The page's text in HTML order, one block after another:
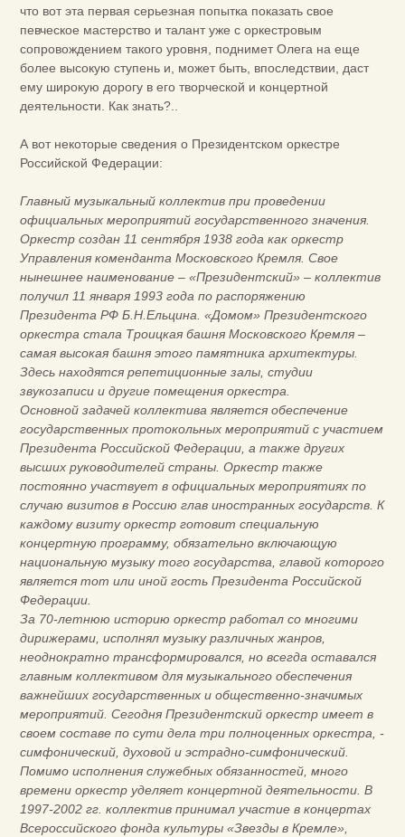
что вот эта первая серьезная попытка показать свое
певческое мастерство и талант уже с оркестровым
сопровождением такого уровня, поднимет Олега на еще
более высокую ступень и, может быть, впоследствии, даст
ему широкую дорогу в его творческой и концертной
деятельности. Как знать?..
А вот некоторые сведения о Президентском оркестре
Российской Федерации:
Главный музыкальный коллектив при проведении
официальных мероприятий государственного значения.
Оркестр создан 11 сентября 1938 года как оркестр
Управления коменданта Московского Кремля. Свое
нынешнее наименование – «Президентский» – коллектив
получил 11 января 1993 года по распоряжению
Президента РФ Б.Н.Ельцина. «Домом» Президентского
оркестра стала Троицкая башня Московского Кремля –
самая высокая башня этого памятника архитектуры.
Здесь находятся репетиционные залы, студии
звукозаписи и другие помещения оркестра.
Основной задачей коллектива является обеспечение
государственных протокольных мероприятий с участием
Президента Российской Федерации, а также других
высших руководителей страны. Оркестр также
постоянно участвует в официальных мероприятиях по
случаю визитов в Россию глав иностранных государств. К
каждому визиту оркестр готовит специальную
концертную программу, обязательно включающую
национальную музыку того государства, главой которого
является тот или иной гость Президента Российской
Федерации.
За 70-летнюю историю оркестр работал со многими
дирижерами, исполнял музыку различных жанров,
неоднократно трансформировался, но всегда оставался
главным коллективом для музыкального обеспечения
важнейших государственных и общественно-значимых
мероприятий. Сегодня Президентский оркестр имеет в
своем составе по сути дела три полноценных оркестра, -
симфонический, духовой и эстрадно-симфонический.
Помимо исполнения служебных обязанностей, много
времени оркестр уделяет концертной деятельности. В
1997-2002 гг. коллектив принимал участие в концертах
Всероссийского фонда культуры «Звезды в Кремле»,